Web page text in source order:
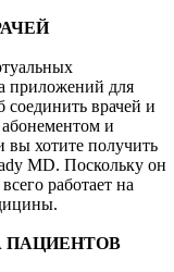
приложений для
врачей и
и
вы хотите получить
MD. Поскольку он
работает на
ПАЦИЕНТОВ